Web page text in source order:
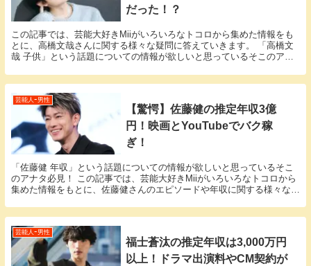
だった！？
この記事では、芸能大好きMiiがいろいろなトコロから集めた情報をも
とに、高橋文哉さんに関する様々な疑問に答えていきます。 「高橋文
哉 子供」という話題についての情報が欲しいと思っているそこのアナ
芸能人ｰ男性
【驚愕】佐藤健の推定年収3億
円！映画とYouTubeでバク稼
ぎ！
「佐藤健 年収」という話題についての情報が欲しいと思っているそこ
のアナタ必見！ この記事では、芸能大好きMiiがいろいろなトコロから
集めた情報をもとに、佐藤健さんのエピソードや年収に関する様々な疑
芸能人ｰ男性
福士蒼汰の推定年収は3,000万円
以上！ドラマ出演料やCM契約が